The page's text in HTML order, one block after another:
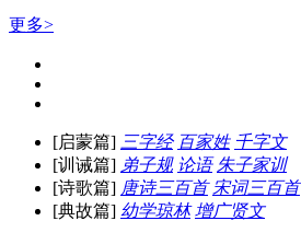
更多>
[启蒙篇] 三字经 百家姓 千字文
[训诫篇] 弟子规 论语 朱子家训
[诗歌篇] 唐诗三百首 宋词三百首
[典故篇] 幼学琼林 增广贤文